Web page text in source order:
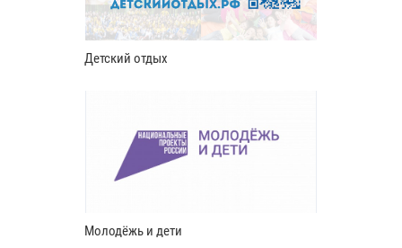
Детский отдых
Молодёжь и дети